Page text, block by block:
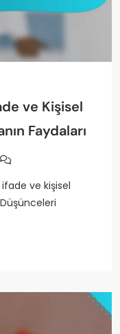
ve Kişisel
Faydaları
ve kişisel